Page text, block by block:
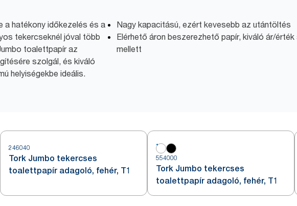
a hatékony időkezelés és a
tekercseknél jóval több
toalettpapír az
szolgál, és kiváló
helyiségekbe ideális.
Nagy kapacitású, ezért kevesebb az utántöltés
Elérhető áron beszerezhető papír, kiváló ár/érték
mellett
246040
Tork Jumbo tekercses
toalettpapír adagoló, fehér, T1
554000
Tork Jumbo tekercses
toalettpapír adagoló, fehér, T1